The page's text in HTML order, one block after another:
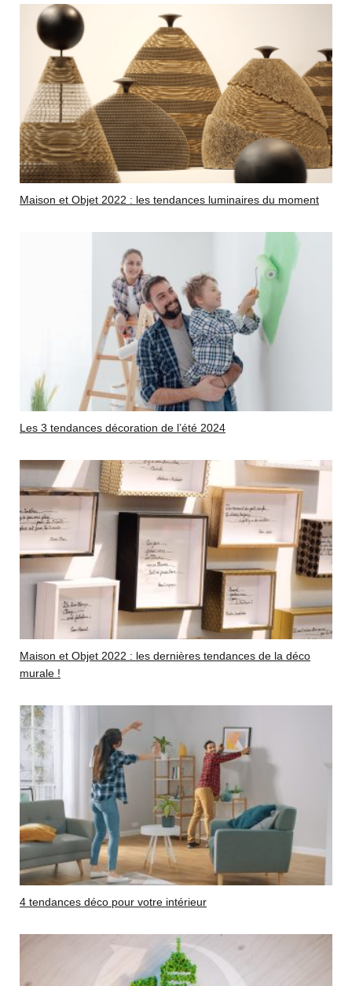
Maison et Objet 2022 : les tendances luminaires du moment
Les 3 tendances décoration de l’été 2024
Maison et Objet 2022 : les dernières tendances de la déco
murale !
4 tendances déco pour votre intérieur